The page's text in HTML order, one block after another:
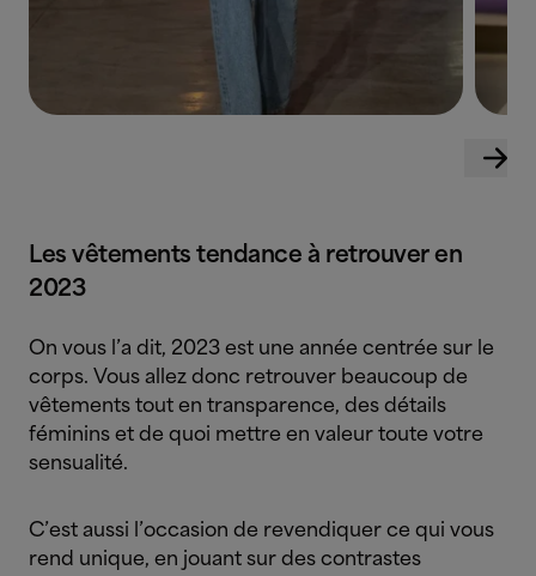
Les vêtements tendance à retrouver en
2023
On vous l’a dit, 2023 est une année centrée sur le
corps. Vous allez donc retrouver beaucoup de
vêtements tout en transparence, des détails
féminins et de quoi mettre en valeur toute votre
sensualité.
C’est aussi l’occasion de revendiquer ce qui vous
rend unique, en jouant sur des contrastes